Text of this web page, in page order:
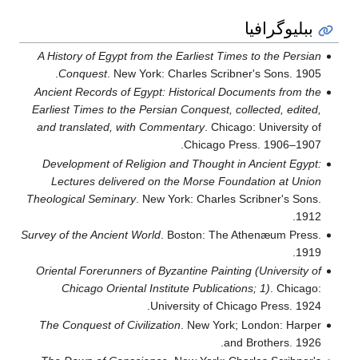
ببليوگرافيا
A History of Egypt from the Earliest Times to the Persian
Conquest. New York: Charles Scribner's Sons. 1905.
Ancient Records of Egypt: Historical Documents from the
Earliest Times to the Persian Conquest, collected, edited,
and translated, with Commentary. Chicago: University of
Chicago Press. 1906–1907.
Development of Religion and Thought in Ancient Egypt:
Lectures delivered on the Morse Foundation at Union
Theological Seminary. New York: Charles Scribner's Sons.
1912.
Survey of the Ancient World. Boston: The Athenæum Press.
1919.
Oriental Forerunners of Byzantine Painting (University of
Chicago Oriental Institute Publications; 1). Chicago:
University of Chicago Press. 1924.
The Conquest of Civilization . New York; London: Harper
and Brothers. 1926.